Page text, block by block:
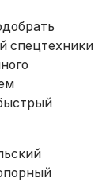
спецтехники